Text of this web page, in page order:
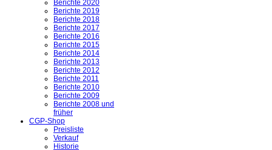
Berichte 2020
Berichte 2019
Berichte 2018
Berichte 2017
Berichte 2016
Berichte 2015
Berichte 2014
Berichte 2013
Berichte 2012
Berichte 2011
Berichte 2010
Berichte 2009
Berichte 2008 und
früher
CGP-Shop
Preisliste
Verkauf
Historie